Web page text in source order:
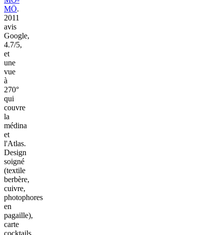
MÖ.
2011
avis
Google,
4.7/5,
et
une
vue
à
270°
qui
couvre
la
médina
et
l'Atlas.
Design
soigné
(textile
berbère,
cuivre,
photophores
en
pagaille),
carte
cocktails